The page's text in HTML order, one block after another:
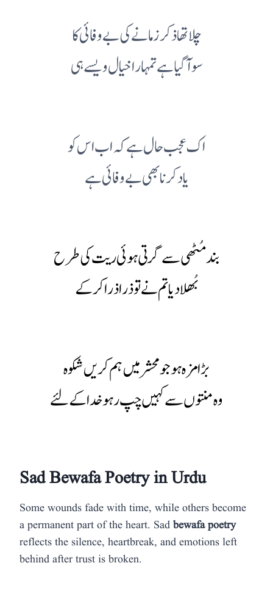
چلا تھا ذکر زمانے کی بے وفائی کا
سو آ گیا ہے تمہارا خیال ویسے ہی
اک عجب حال ہے کہ اب اس کو
یاد کرنا بھی بے وفائی ہے
بند مُٹھی سے گرتی ہوئی ریت کی طرح
بُھلا دیا تم نے تو ذرا ذرا کر کے
بڑا مزہ ہو جو محشر میں ہم کریں شکوہ
وہ منتوں سے کہیں چپ رہو خدا کے لئے
Sad Bewafa Poetry in Urdu
Some wounds fade with time, while others become
a permanent part of the heart. Sad bewafa poetry
reflects the silence, heartbreak, and emotions left
behind after trust is broken.